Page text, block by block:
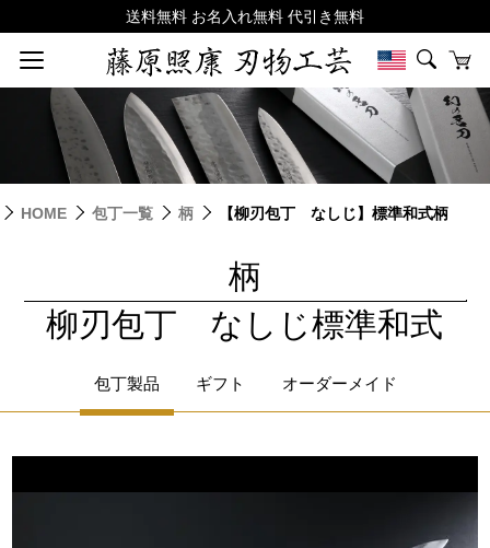
HOME 包丁一覧 柄 【柳刃包丁 なしじ】標準和式柄
柄
柳刃包丁 なしじ標準和式
包丁製品 ギフト オーダーメイド